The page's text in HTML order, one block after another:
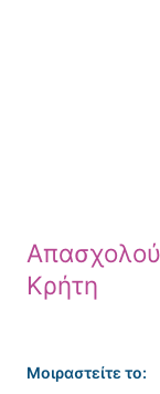
Κρήτη
Μοιραστείτε το: